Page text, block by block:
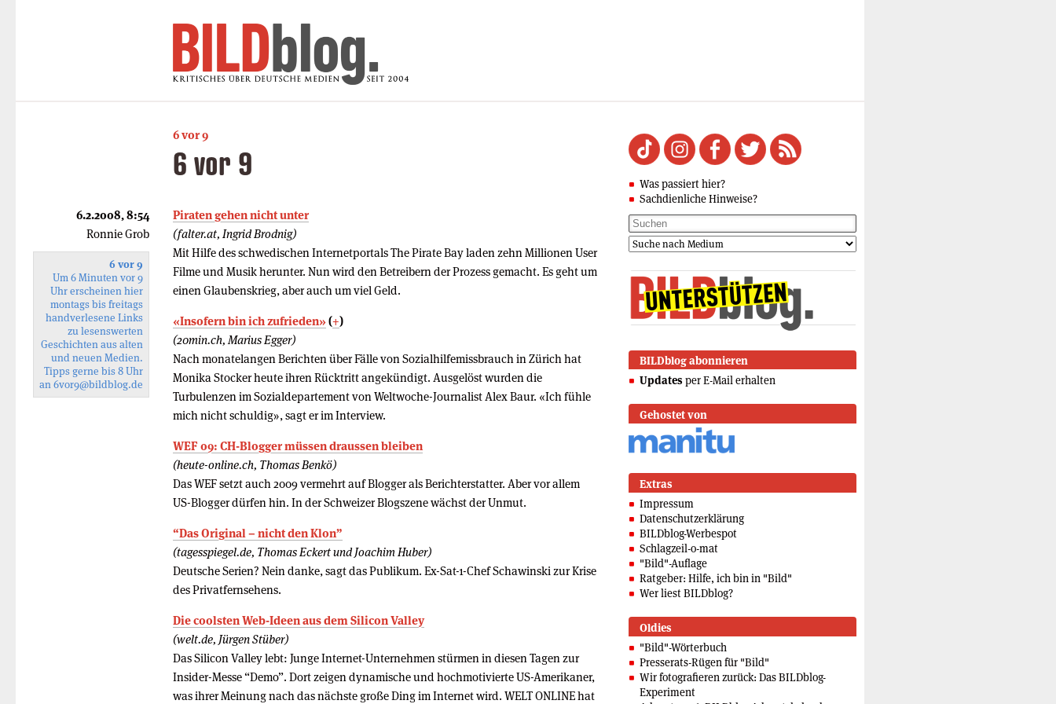
6 vor 9
6 vor 9
Piraten gehen nicht unter
(falter.at, Ingrid Brodnig)
Mit Hilfe des schwedischen Internetportals The Pirate Bay laden zehn Millionen User
Filme und Musik herunter. Nun wird den Betreibern der Prozess gemacht. Es geht um
einen Glaubenskrieg, aber auch um viel Geld.
«Insofern bin ich zufrieden»(+)
(20min.ch, Marius Egger)
Nach monatelangen Berichten über Fälle von Sozialhilfemissbrauch in Zürich hat
Monika Stocker heute ihren Rücktritt angekündigt. Ausgelöst wurden die
Turbulenzen im Sozialdepartement von Weltwoche-Journalist Alex Baur. «Ich fühle
mich nicht schuldig», sagt er im Interview.
WEF 09: CH-Blogger müssen draussen bleiben
(heute-online.ch, Thomas Benkö)
Das WEF setzt auch 2009 vermehrt auf Blogger als Berichterstatter. Aber vor allem
US-Blogger dürfen hin. In der Schweizer Blogszene wächst der Unmut.
“Das Original – nicht den Klon”
(tagesspiegel.de, Thomas Eckert und Joachim Huber)
Deutsche Serien? Nein danke, sagt das Publikum. Ex-Sat-1-Chef Schawinski zur Krise
des Privatfernsehens.
Die coolsten Web-Ideen aus dem Silicon Valley
(welt.de, Jürgen Stüber)
Das Silicon Valley lebt: Junge Internet-Unternehmen stürmen in diesen Tagen zur
Insider-Messe “Demo”. Dort zeigen dynamische und hochmotivierte US-Amerikaner,
was ihrer Meinung nach das nächste große Ding im Internet wird. WELT ONLINE hat
6.2.2008, 8:54
Ronnie Grob
6 vor 9
Um 6 Minuten vor 9
Uhr erscheinen hier
montags bis freitags
handverlesene Links
zu lesenswerten
Geschichten aus alten
und neuen Medien.
Tipps gerne bis 8 Uhr
an6vor9@bildblog.de
Was passiert hier?
Sachdienliche Hinweise?
BILDblog abonnieren
Updates per E-Mail erhalten
Gehostet von
Extras
Impressum
Datenschutzerklärung
BILDblog-Werbespot
Schlagzeil-o-mat
"Bild"-Auflage
Ratgeber: Hilfe, ich bin in "Bild"
Wer liest BILDblog?
Oldies
"Bild"-Wörterbuch
Presserats-Rügen für "Bild"
Wir fotografieren zurück: Das BILDblog-
Experiment